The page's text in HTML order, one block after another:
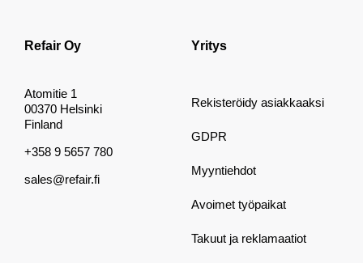
Refair Oy
Atomitie 1
00370 Helsinki
Finland
+358 9 5657 780
sales@refair.fi
Yritys
Rekisteröidy asiakkaaksi
GDPR
Myyntiehdot
Avoimet työpaikat
Takuut ja reklamaatiot